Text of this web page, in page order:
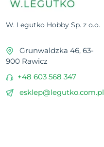
W. Legutko Hobby Sp. z o.o.
Grunwaldzka 46, 63-
900 Rawicz
+48 603 568 347
esklep@legutko.com.pl